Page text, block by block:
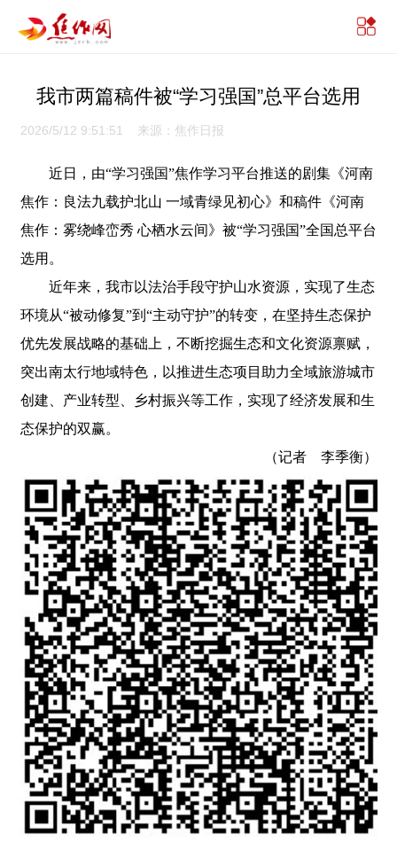
我市两篇稿件被“学习强国”总平台选用
2026/5/12 9:51:51 来源：焦作日报
近日，由“学习强国”焦作学习平台推送的剧集《河南
焦作：良法九载护北山 一域青绿见初心》和稿件《河南
焦作：雾绕峰峦秀 心栖水云间》被“学习强国”全国总平台
选用。
近年来，我市以法治手段守护山水资源，实现了生态
环境从“被动修复”到“主动守护”的转变，在坚持生态保护
优先发展战略的基础上，不断挖掘生态和文化资源禀赋，
突出南太行地域特色，以推进生态项目助力全域旅游城市
创建、产业转型、乡村振兴等工作，实现了经济发展和生
态保护的双赢。
（记者 李季衡）